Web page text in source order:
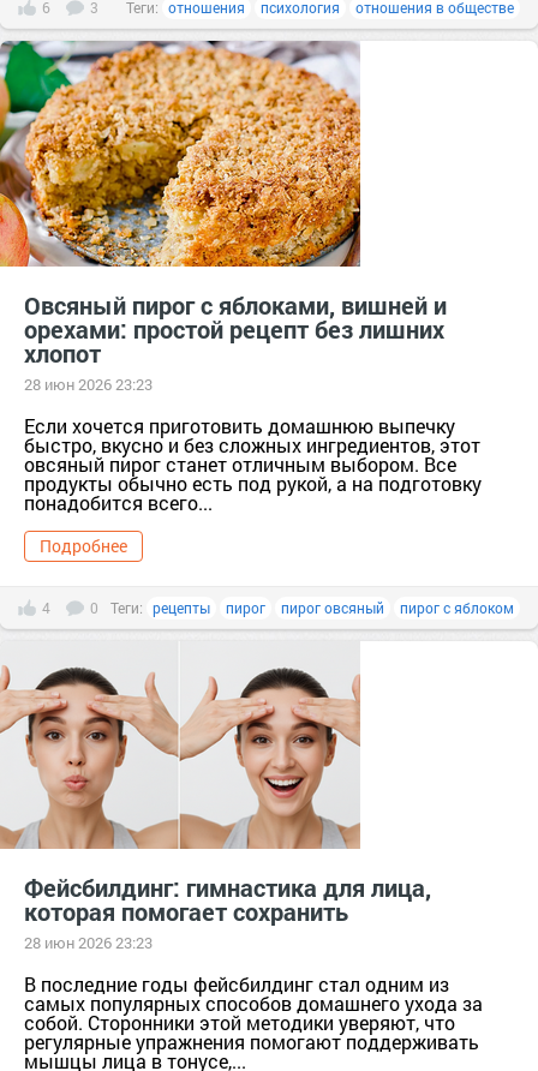
6 3 Теги: отношения психология отношения в обществе
Овсяный пирог с яблоками, вишней и
орехами: простой рецепт без лишних
хлопот
28 июн 2026 23:23
Если хочется приготовить домашнюю выпечку
быстро, вкусно и без сложных ингредиентов, этот
овсяный пирог станет отличным выбором. Все
продукты обычно есть под рукой, а на подготовку
понадобится всего...
Подробнее
4 0 Теги: рецепты пирог пирог овсяный пирог с яблоком
Фейсбилдинг: гимнастика для лица,
которая помогает сохранить
28 июн 2026 23:23
В последние годы фейсбилдинг стал одним из
самых популярных способов домашнего ухода за
собой. Сторонники этой методики уверяют, что
регулярные упражнения помогают поддерживать
мышцы лица в тонусе,...